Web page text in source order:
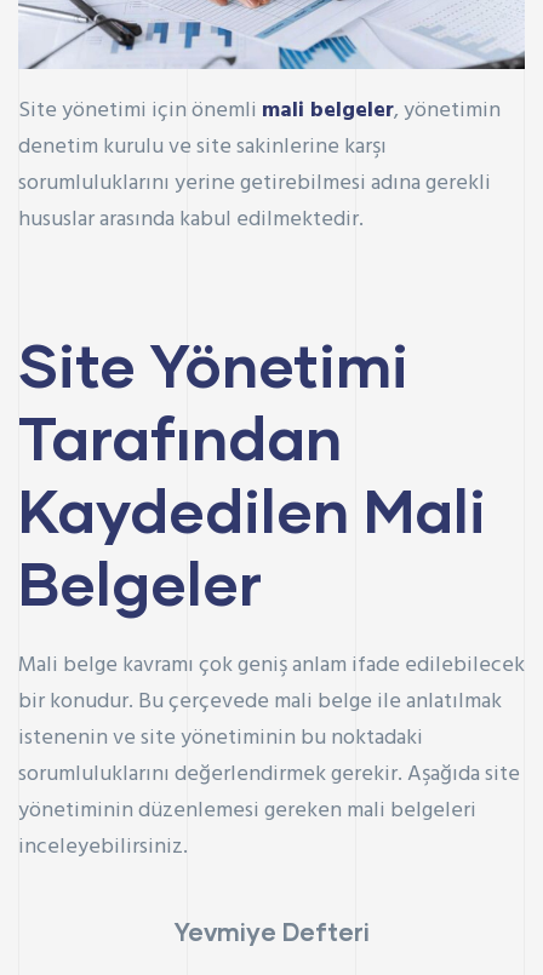
Site yönetimi için önemli mali belgeler, yönetimin
denetim kurulu ve site sakinlerine karşı
sorumluluklarını yerine getirebilmesi adına gerekli
hususlar arasında kabul edilmektedir.
Site Yönetimi
Tarafından
Kaydedilen Mali
Belgeler
Mali belge kavramı çok geniş anlam ifade edilebilecek
bir konudur. Bu çerçevede mali belge ile anlatılmak
istenenin ve site yönetiminin bu noktadaki
sorumluluklarını değerlendirmek gerekir. Aşağıda site
yönetiminin düzenlemesi gereken mali belgeleri
inceleyebilirsiniz.
Yevmiye Defteri